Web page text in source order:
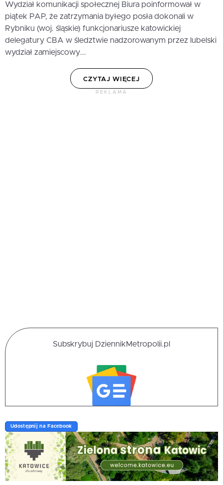
Wydział komunikacji społecznej Biura poinformował w
piątek PAP, że zatrzymania byłego posła dokonali w
Rybniku (woj. śląskie) funkcjonariusze katowickiej
delegatury CBA w śledztwie nadzorowanym przez lubelski
wydział zamiejscowy...
CZYTAJ WIĘCEJ
REKLAMA
Subskrybuj DziennikMetropolii.pl
Udostępnij na Facebook